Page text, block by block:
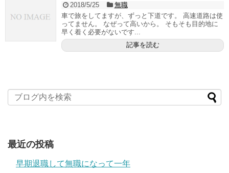
2018/5/25
無職
車で旅をしてますが、ずっと下道です。 高速道路は使
ってません。 なぜって高いから。 そもそも目的地に
早く着く必要がないです...
記事を読む
最近の投稿
早期退職して無職になって一年